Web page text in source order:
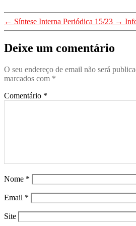
1_Destaques,
Artigos 2022,
Artigos 2024,
(0)
comandos
-Efemerides,
Artigos 2022,
Artigos em Destaque
, Notícias
← Síntese Interna Periódica 15/23 →
Deixe um comentário
O seu endereço de email não será
marcados com *
Comentário *
Nome *
Email *
Site